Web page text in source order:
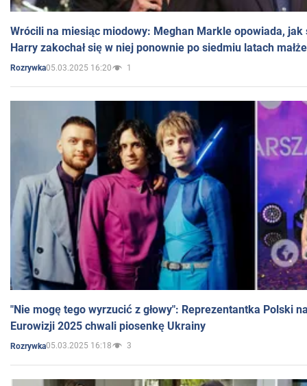
Wrócili na miesiąc miodowy: Meghan Markle opowiada, jak
Harry zakochał się w niej ponownie po siedmiu latach
Rozrywka05.03.2025 16:20 1
"Nie mogę tego wyrzucić z głowy": Reprezentantka Polski
Eurowizji 2025 chwali piosenkę Ukrainy
Rozrywka05.03.2025 16:18 3